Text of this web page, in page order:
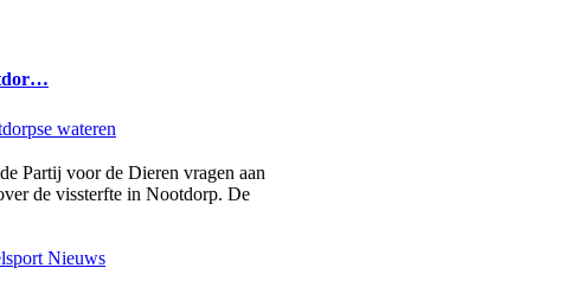
Partij voor de Dieren vragen aan
de vissterfte in Nootdorp. De
Nieuws